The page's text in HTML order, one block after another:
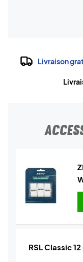
Livraison
RSL Classic